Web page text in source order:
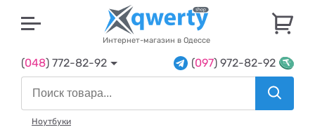
Интернет-магазин в Одессе
(048) 772-82-92 (097) 972-82-92
Ноутбуки